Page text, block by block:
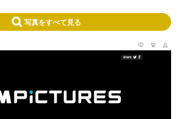
写真をすべて見る